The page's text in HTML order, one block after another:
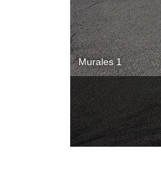
PANO0001 Pano 5
Murales 1